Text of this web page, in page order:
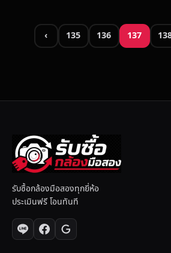
‹ 135 136 137
รับซื้อกล้องมือสองทุกยี่ห้อ
ประเมินฟรี โอนทันที